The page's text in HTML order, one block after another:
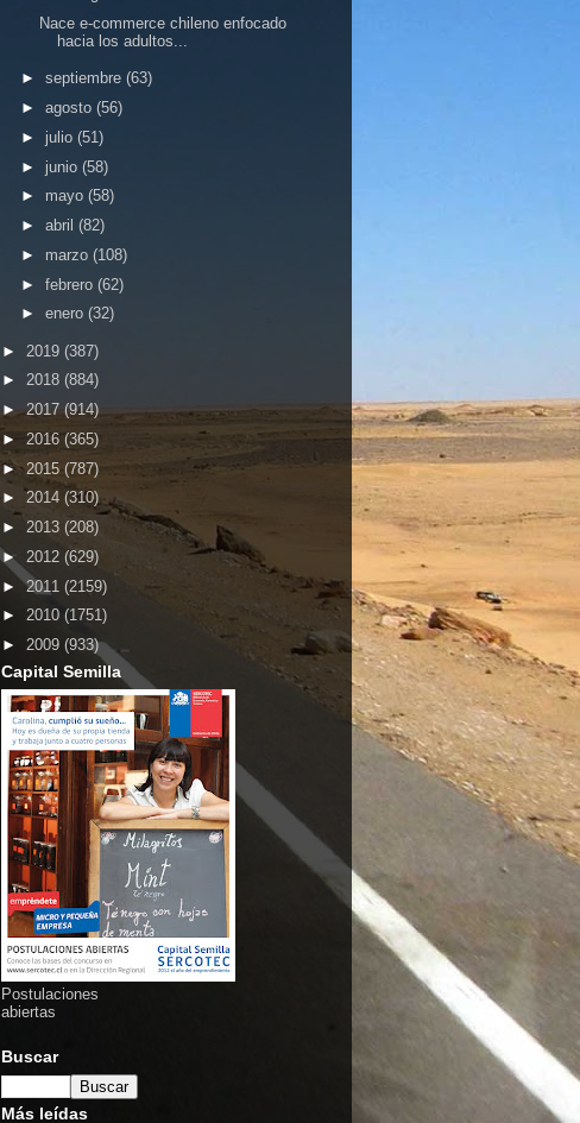
Nace e-commerce chileno enfocado
hacia los adultos...
► septiembre (63)
► agosto (56)
► julio (51)
► junio (58)
► mayo (58)
► abril (82)
► marzo (108)
► febrero (62)
► enero (32)
► 2019 (387)
► 2018 (884)
►2017(914)
► 2016 (365)
► 2015 (787)
► 2014 (310)
► 2013 (208)
► 2012 (629)
►2011 (2159)
► 2010 (1751)
► 2009 (933)
Capital Semilla
Postulaciones
abiertas
Buscar
Más leídas